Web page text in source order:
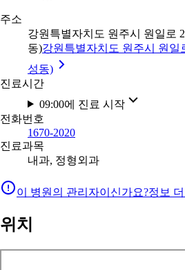
주소
강원특별자치도 원주시 원일로
동)강원특별자치도 원주시 원일
성동)
진료시간
09:00에 진료 시작
전화번호
1670-2020
진료과목
내과, 정형외과
이 병원의 관리자이신가요?정보 더
위치